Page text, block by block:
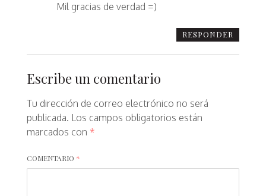
Mil gracias de verdad =)
RESPONDER
Escribe un comentario
Tu dirección de correo electrónico no será
publicada. Los campos obligatorios están
marcados con *
COMENTARIO *